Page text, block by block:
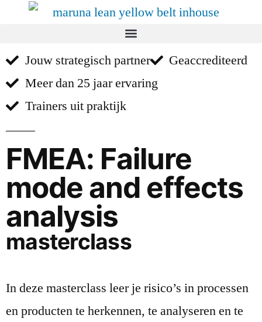
Jouw strategisch partner
Geaccrediteerd
Meer dan 25 jaar ervaring
Trainers uit praktijk
FMEA: Failure
mode and effects
analysis
masterclass
In deze masterclass leer je risico’s in processen
en producten te herkennen, te analyseren en te